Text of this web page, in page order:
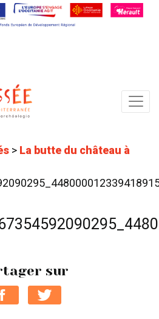
> La butte du château à
sur